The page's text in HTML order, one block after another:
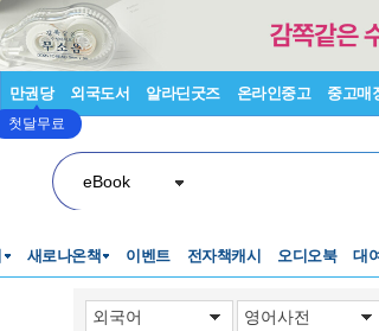
만권당
첫달무료
외국도서 알라딘굿즈 온라인중고 중고매
eBook
새로나온책 이벤트 전자책캐시 오디오북 대